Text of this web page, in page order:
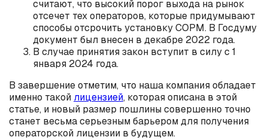
считают, что высокий порог выхода на рынок
отсечет тех операторов, которые придумывают
способы отсрочить установку СОРМ. В Госдуму
документ был внесен в декабре 2022 года.
В случае принятия закон вступит в силу с 1
января 2024 года.
В завершение отметим, что наша компания обладает
именно такой лицензией, которая описана в этой
статье, и новый размер пошлины совершенно точно
станет весьма серьезным барьером для получения
операторской лицензии в будущем.